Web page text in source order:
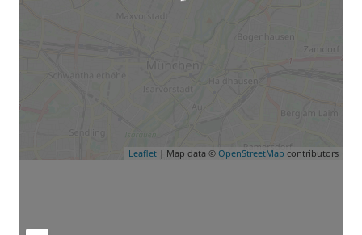
Leaflet | Map data © OpenStreetMap contributors